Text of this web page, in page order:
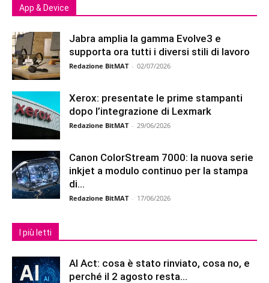
App & Device
Jabra amplia la gamma Evolve3 e
supporta ora tutti i diversi stili di lavoro
Redazione BitMAT - 02/07/2026
Xerox: presentate le prime stampanti
dopo l’integrazione di Lexmark
Redazione BitMAT - 29/06/2026
Canon ColorStream 7000: la nuova serie
inkjet a modulo continuo per la stampa
di...
Redazione BitMAT - 17/06/2026
I più letti
AI Act: cosa è stato rinviato, cosa no, e
perché il 2 agosto resta...